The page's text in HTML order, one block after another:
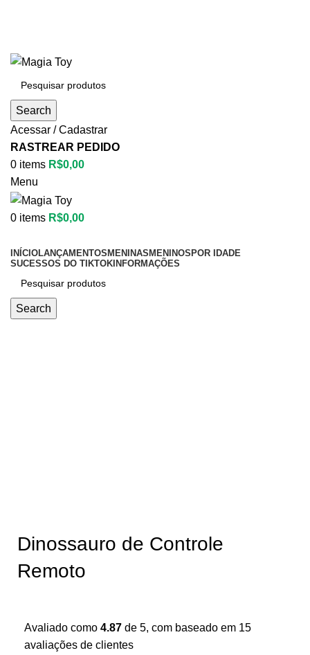
Search
Acessar / Cadastrar
RASTREAR PEDIDO
0 items R$0,00
Menu
0 items R$0,00
INÍCIOLANÇAMENTOSMENINASMENINOSPOR IDADE
SUCESSOS DO TIKTOKINFORMAÇÕES
Search
Dinossauro de Controle
Remoto
Avaliado como 4.87 de 5, com baseado em 15
avaliações de clientes